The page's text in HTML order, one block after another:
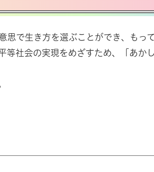
思で生き方を選ぶことができ、もっ
等社会の実現をめざすため、「あか